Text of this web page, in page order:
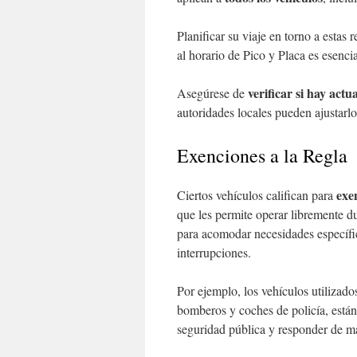
Planificar su viaje en torno a estas
al horario de Pico y Placa es
Asegúrese deverificar si hay
autoridades locales pueden
Exenciones a la Regla
Ciertos vehículos califican para
que les permite operar libremente
para acomodar necesidades
interrupciones.
Por ejemplo, los vehículos
bomberos y coches de policía,
seguridad pública y responder de